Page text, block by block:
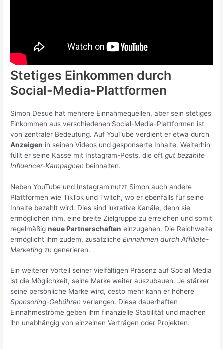
Stetiges Einkommen durch
Social-Media-Plattformen
Simon Desue hat mehrere Einnahmequellen, aber sein stetiges
Einkommen aus verschiedenen Social-Media-Plattformen ist
von zentraler Bedeutung. Auf YouTube verdient er etwa durch
Anzeigen in seinen Videos und gesponserte Inhalte. Weiterhin
füllt er seine Kasse mit Instagram-Posts, die oftgut bezahlte
Influencer-Kampagnen beinhalten.
Neben YouTube und Instagram nutzt Simon auch andere
Plattformen wie TikTok und Twitch, wo er ebenfalls für seine
Inhalte bezahlt wird. Dies sind lukrative Kanäle, denn sie
ermöglichen ihm, eine breite Zielgruppe zu erreichen und somit
regelmäßigneue Partnerschaften einzugehen. Die Reichweite
ermöglicht ihm zudem, zusätzlicheEinnahmen durch Affiliate-
Marketing zu generieren.
Ein weiterer Vorteil seiner vielfältigen Präsenz auf Social Media
ist die Möglichkeit, seine Marke weiter auszubauen. Je stärker
seine persönliche Marke wird, desto mehr kann er höhere
Sponsoring-Gebühren verlangen. Diese dauerhaften
Einnahmeströme geben ihm finanzielle Stabilität und machen
ihn unabhängig von einzelnen Verträgen oder Projekten.